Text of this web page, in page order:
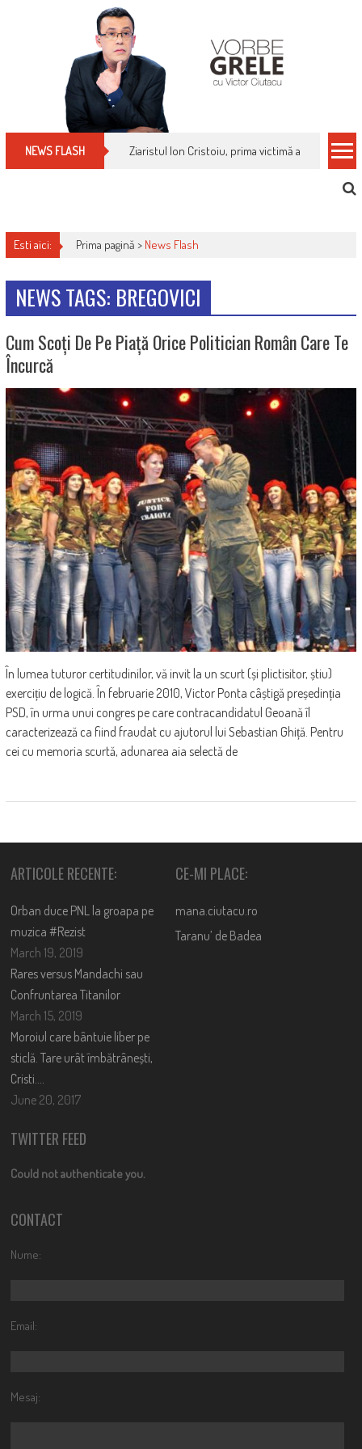
NEWS FLASH Ziaristul Ion Cristoiu, prima victimă a noi
Esti aici: Prima pagină > News Flash
NEWS TAGS: BREGOVICI
Cum Scoți De Pe Piață Orice Politician Român Care Te
Încurcă
În lumea tuturor certitudinilor, vă invit la un scurt (și plictisitor, știu)
exercițiu de logică. În februarie 2010, Victor Ponta câștigă președinția
PSD, în urma unui congres pe care contracandidatul Geoană îl
caracterizează ca fiind fraudat cu ajutorul lui Sebastian Ghiță. Pentru
cei cu memoria scurtă, adunarea aia selectă de
ARTICOLE RECENTE:
Orban duce PNL la groapa pe
muzica #Rezist
March 19, 2019
Rares versus Mandachi sau
Confruntarea Titanilor
March 15, 2019
Moroiul care bântuie liber pe
sticlă. Tare urât îmbătrânești,
Cristi….
June 20, 2017
CE-MI PLACE:
mana.ciutacu.ro
Taranu’ de Badea
TWITTER FEED
Could not authenticate you.
CONTACT
Nume:
Email:
Mesaj: